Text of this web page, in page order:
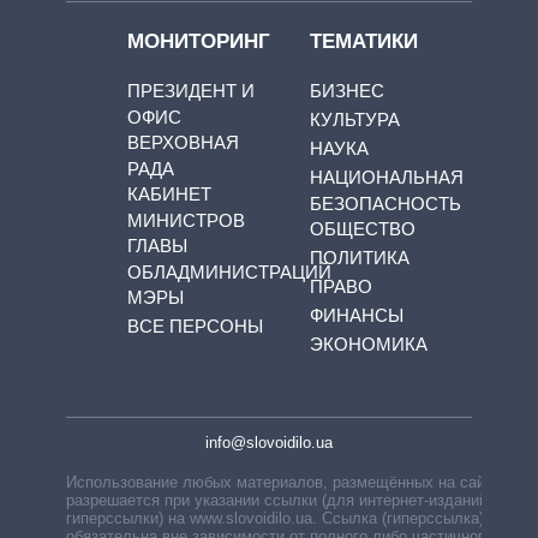
МОНИТОРИНГ
ПРЕЗИДЕНТ И
ОФИС
ВЕРХОВНАЯ
РАДА
КАБИНЕТ
МИНИСТРОВ
ГЛАВЫ
ОБЛАДМИНИСТРАЦИЙ
МЭРЫ
ВСЕ ПЕРСОНЫ
ТЕМАТИКИ
БИЗНЕС
КУЛЬТУРА
НАУКА
НАЦИОНАЛЬНАЯ
БЕЗОПАСНОСТЬ
ОБЩЕСТВО
ПОЛИТИКА
ПРАВО
ФИНАНСЫ
ЭКОНОМИКА
info@slovoidilo.ua
Использование любых материалов, размещённых на сайте,
разрешается при указании ссылки (для интернет-изданий —
гиперссылки) на www.slovoidilo.ua. Ссылка (гиперссылка)